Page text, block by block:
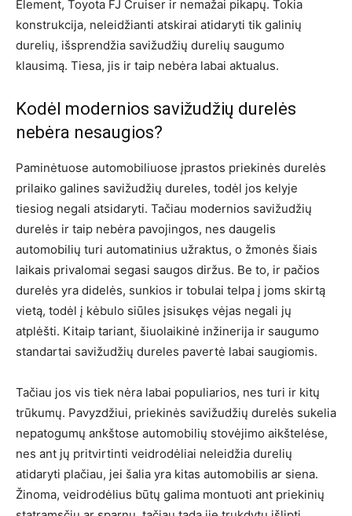
Element, Toyota FJ Cruiser ir nemažai pikapų. Tokia
konstrukcija, neleidžianti atskirai atidaryti tik galinių
durelių, išsprendžia savižudžių durelių saugumo
klausimą. Tiesa, jis ir taip nebėra labai aktualus.
Kodėl modernios savižudžių durelės
nebėra nesaugios?
Paminėtuose automobiliuose įprastos priekinės durelės
prilaiko galines savižudžių dureles, todėl jos kelyje
tiesiog negali atsidaryti. Tačiau modernios savižudžių
durelės ir taip nebėra pavojingos, nes daugelis
automobilių turi automatinius užraktus, o žmonės šiais
laikais privalomai segasi saugos diržus. Be to, ir pačios
durelės yra didelės, sunkios ir tobulai telpa į joms skirtą
vietą, todėl į kėbulo siūles įsisukęs vėjas negali jų
atplėšti. Kitaip tariant, šiuolaikinė inžinerija ir saugumo
standartai savižudžių dureles pavertė labai saugiomis.
Tačiau jos vis tiek nėra labai populiarios, nes turi ir kitų
trūkumų. Pavyzdžiui, priekinės savižudžių durelės sukelia
nepatogumų ankštose automobilių stovėjimo aikštelėse,
nes ant jų pritvirtinti veidrodėliai neleidžia durelių
atidaryti plačiau, jei šalia yra kitas automobilis ar siena.
Žinoma, veidrodėlius būtų galima montuoti ant priekinių